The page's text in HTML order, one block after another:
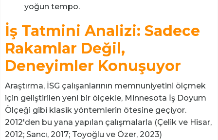
yoğun tempo.
İş Tatmini Analizi: Sadece
Rakamlar Değil,
Deneyimler Konuşuyor
Araştırma, İSG çalışanlarının memnuniyetini ölçmek
için geliştirilen yeni bir ölçekle, Minnesota İş Doyum
Ölçeği gibi klasik yöntemlerin ötesine geçiyor.
2012'den bu yana yapılan çalışmalarla (Çelik ve Hisar,
2012; Sancı, 2017; Toyoğlu ve Özer, 2023)